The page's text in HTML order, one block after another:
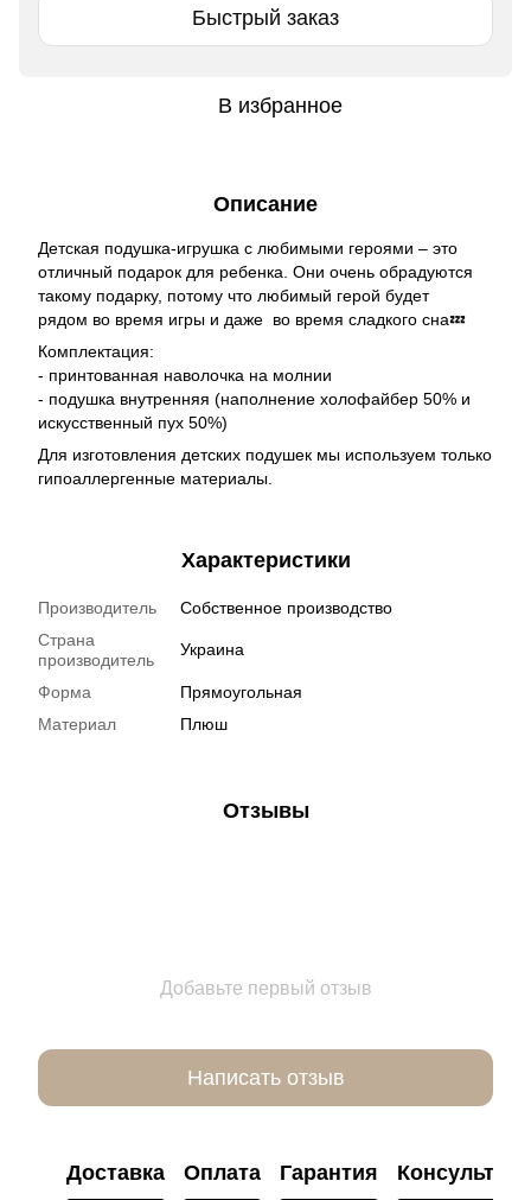
Быстрый заказ
В избранное
Описание
Детская подушка-игрушка с любимыми героями – это
отличный подарок для ребенка. Они очень обрадуются
такому подарку, потому что любимый герой будет
рядом во время игры и даже во время сладкого сна💤
Комплектация:
- принтованная наволочка на молнии
- подушка внутренняя (наполнение холофайбер 50% и
искусственный пух 50%)
Для изготовления детских подушек мы используем только
гипоаллергенные материалы.
Характеристики
Производитель
Собственное производство
Страна
производитель
Украина
Форма
Прямоугольная
Материал
Плюш
Отзывы
Добавьте первый отзыв
Написать отзыв
Доставка Оплата Гарантия